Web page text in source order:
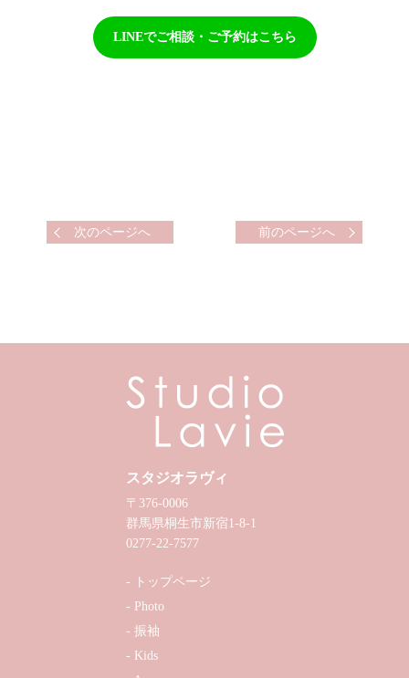
LINEでご相談・ご予約はこちら
次のページへ 前のページへ
スタジオラヴィ
〒376-0006
群馬県桐生市新宿1-8-1
0277-22-7577
トップページ
Photo
振袖
Kids